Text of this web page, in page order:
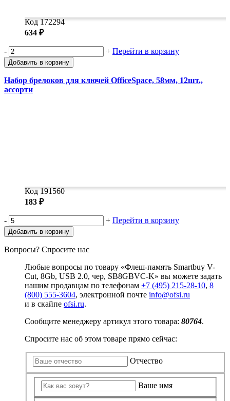
Код 172294
634 ₽
- + Перейти в корзину
Добавить в корзину
Набор брелоков для ключей OfficeSpace, 58мм, 12шт.,
ассорти
Код 191560
183 ₽
- + Перейти в корзину
Добавить в корзину
Вопросы? Спросите нас
Любые вопросы по товару «Флеш-память Smartbuy V-
Cut, 8Gb, USB 2.0, чер, SB8GBVC-K» вы можете задать
нашим продавцам по телефонам +7 (495) 215-28-10, 8
(800) 555-3604, электронной почте info@ofsi.ru
и в скайпе ofsi.ru.
Сообщите менеджеру артикул этого товара: 80764.
Спросите нас об этом товаре прямо сейчас:
Отчество
Ваше имя